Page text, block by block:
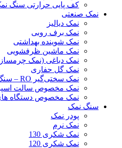
کف پایی حرارتی سنگ
نمک صنعتی
نمک دیالیز
نمک برف روبی
نمک شوینده بهداشتی
نمک ماشین ظرفشویی
نمک دباغی (نمک
نمک گل حفاری
نمک سختی‌گیر RO – سنگ نمک احیای رزین
نمک مخصوص سالت
نمک مخصوص دستگاه های
سنگ نمک
پودر نمک
نمک نرم
نمک شکری 130
نمک شکری 120